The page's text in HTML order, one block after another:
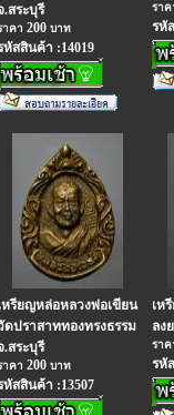
.สระบุรี
าคา 200 บาท
หัสสินค้า :14019
รา
รหั
หรียญหล่อหลวงพ่อเขียน
ดปราสาททองทรงธรรม
.สระบุรี
าคา 200 บาท
หัสสินค้า :13507
เห
ลง
รา
รหั